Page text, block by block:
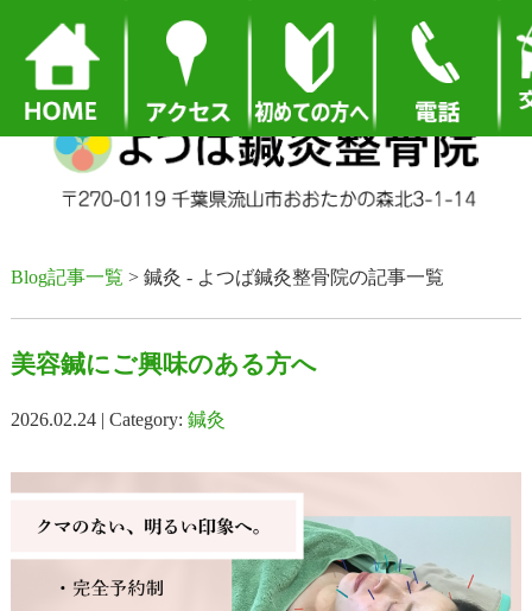
Blog記事一覧 > 鍼灸 - よつば鍼灸整骨院の記事一覧
美容鍼にご興味のある方へ
2026.02.24 | Category: 鍼灸